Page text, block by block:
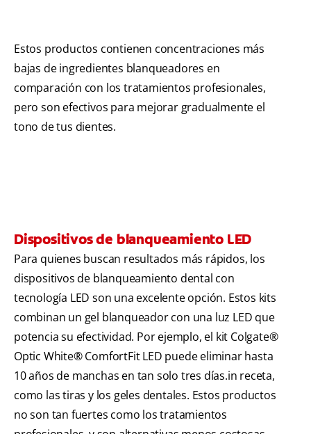
Estos productos contienen concentraciones más
bajas de ingredientes blanqueadores en
comparación con los tratamientos profesionales,
pero son efectivos para mejorar gradualmente el
tono de tus dientes.
Dispositivos de blanqueamiento LED
Para quienes buscan resultados más rápidos, los
dispositivos de blanqueamiento dental con
tecnología LED son una excelente opción. Estos kits
combinan un gel blanqueador con una luz LED que
potencia su efectividad. Por ejemplo, el kit Colgate®
Optic White® ComfortFit LED puede eliminar hasta
10 años de manchas en tan solo tres días.in receta,
como las tiras y los geles dentales. Estos productos
no son tan fuertes como los tratamientos